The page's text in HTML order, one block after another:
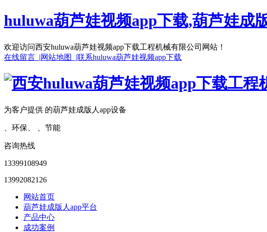
huluwa葫芦娃视频app下载,葫芦娃成
欢迎访问西安huluwa葫芦娃视频app下载工程机械有限公司网站！
在线留言 |网站地图 |联系huluwa葫芦娃视频app下载
为客户提供 的葫芦娃成版人app设备
、环保、 、节能
咨询热线
13399108949
13992082126
网站首页
葫芦娃成版人app平台
产品中心
成功案例